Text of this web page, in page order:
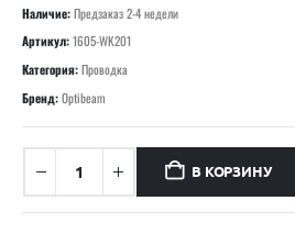
Наличие:Предзаказ 2-4 недели
Артикул:1605-WK201
Категория:Проводка
Бренд:Optibeam
В КОРЗИНУ